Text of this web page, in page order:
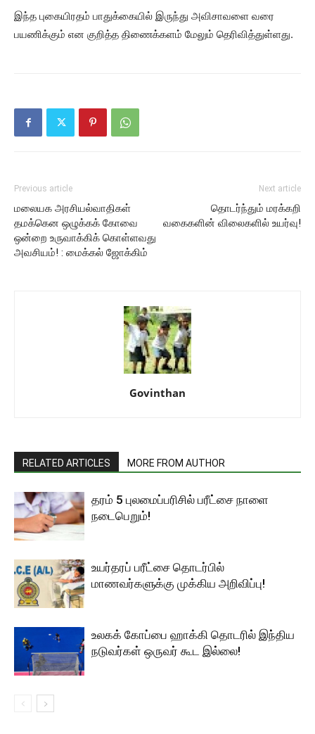
இந்த புகையிரதம் பாதுக்கையில் இருந்து அவிசாவளை வரை
பயணிக்கும் என குறித்த திணைக்களம் மேலும் தெரிவித்துள்ளது.
Previous article
மலையக அரசியல்வாதிகள்
தமக்கென ஒழுக்கக் கோவை
ஒன்றை உருவாக்கிக் கொள்ளவது
அவசியம்! : மைக்கல் ஜோக்கிம்
Next article
தொடர்ந்தும் மரக்கறி
வகைகளின் விலைகளில் உயர்வு!
Govinthan
RELATED ARTICLES MORE FROM AUTHOR
தரம் 5 புலமைப்பரிசில் பரீட்சை நாளை
நடைபெறும்!
உயர்தரப் பரீட்சை தொடர்பில்
மாணவர்களுக்கு முக்கிய அறிவிப்பு!
உலகக் கோப்பை ஹாக்கி தொடரில் இந்திய
நடுவர்கள் ஒருவர் கூட இல்லை!